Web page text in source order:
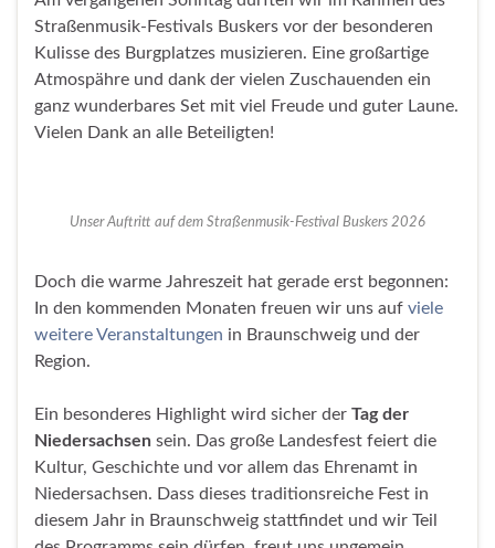
Straßenmusik-Festivals Buskers vor der besonderen
Kulisse des Burgplatzes musizieren. Eine großartige
Atmospähre und dank der vielen Zuschauenden ein
ganz wunderbares Set mit viel Freude und guter Laune.
Vielen Dank an alle Beteiligten!
Unser Auftritt auf dem Straßenmusik-Festival Buskers 2026
Doch die warme Jahreszeit hat gerade erst begonnen:
In den kommenden Monaten freuen wir uns auf viele
weitere Veranstaltungen in Braunschweig und der
Region.
Ein besonderes Highlight wird sicher der Tag der
Niedersachsen sein. Das große Landesfest feiert die
Kultur, Geschichte und vor allem das Ehrenamt in
Niedersachsen. Dass dieses traditionsreiche Fest in
diesem Jahr in Braunschweig stattfindet und wir Teil